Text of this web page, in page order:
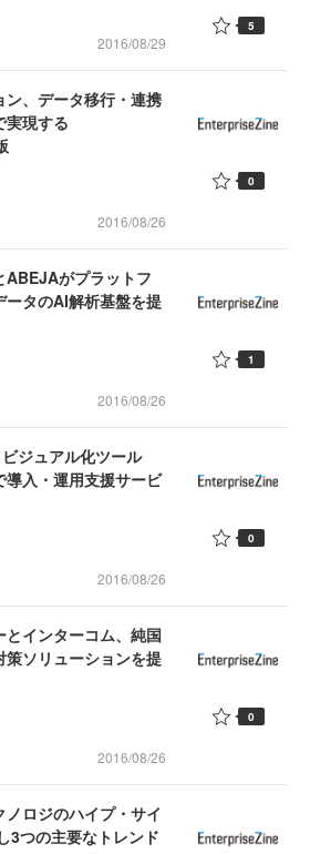
2016/08/29
5
、データ移行・連携
実現する
2016/08/26
0
ABEJAがプラットフ
ータのAI解析基盤を提
2016/08/26
1
ジュアル化ツール
入・運用支援サービ
2016/08/26
0
インターコム、純国
ソリューションを提
2016/08/26
0
ロジのハイプ・サイ
3つの主要なトレンド